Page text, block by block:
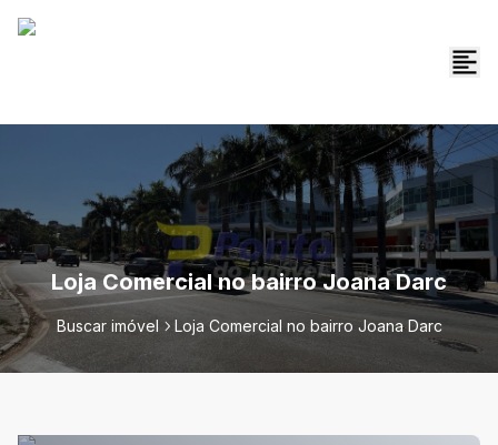
Loja Comercial no bairro Joana Darc
Buscar imóvel Loja Comercial no bairro Joana Darc